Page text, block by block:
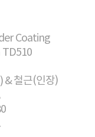
Coating
철근(인장)